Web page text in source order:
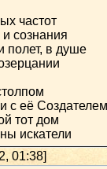
частот
сознания
полет, в душе
с её Создателем
тот дом
искатели
01:38]